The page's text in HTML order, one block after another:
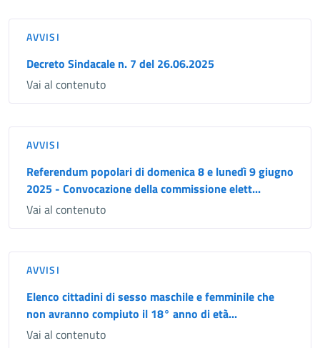
AVVISI
Decreto Sindacale n. 7 del 26.06.2025
Vai al contenuto
AVVISI
Referendum popolari di domenica 8 e lunedì 9 giugno
2025 - Convocazione della commissione elett...
Vai al contenuto
AVVISI
Elenco cittadini di sesso maschile e femminile che
non avranno compiuto il 18° anno di età...
Vai al contenuto